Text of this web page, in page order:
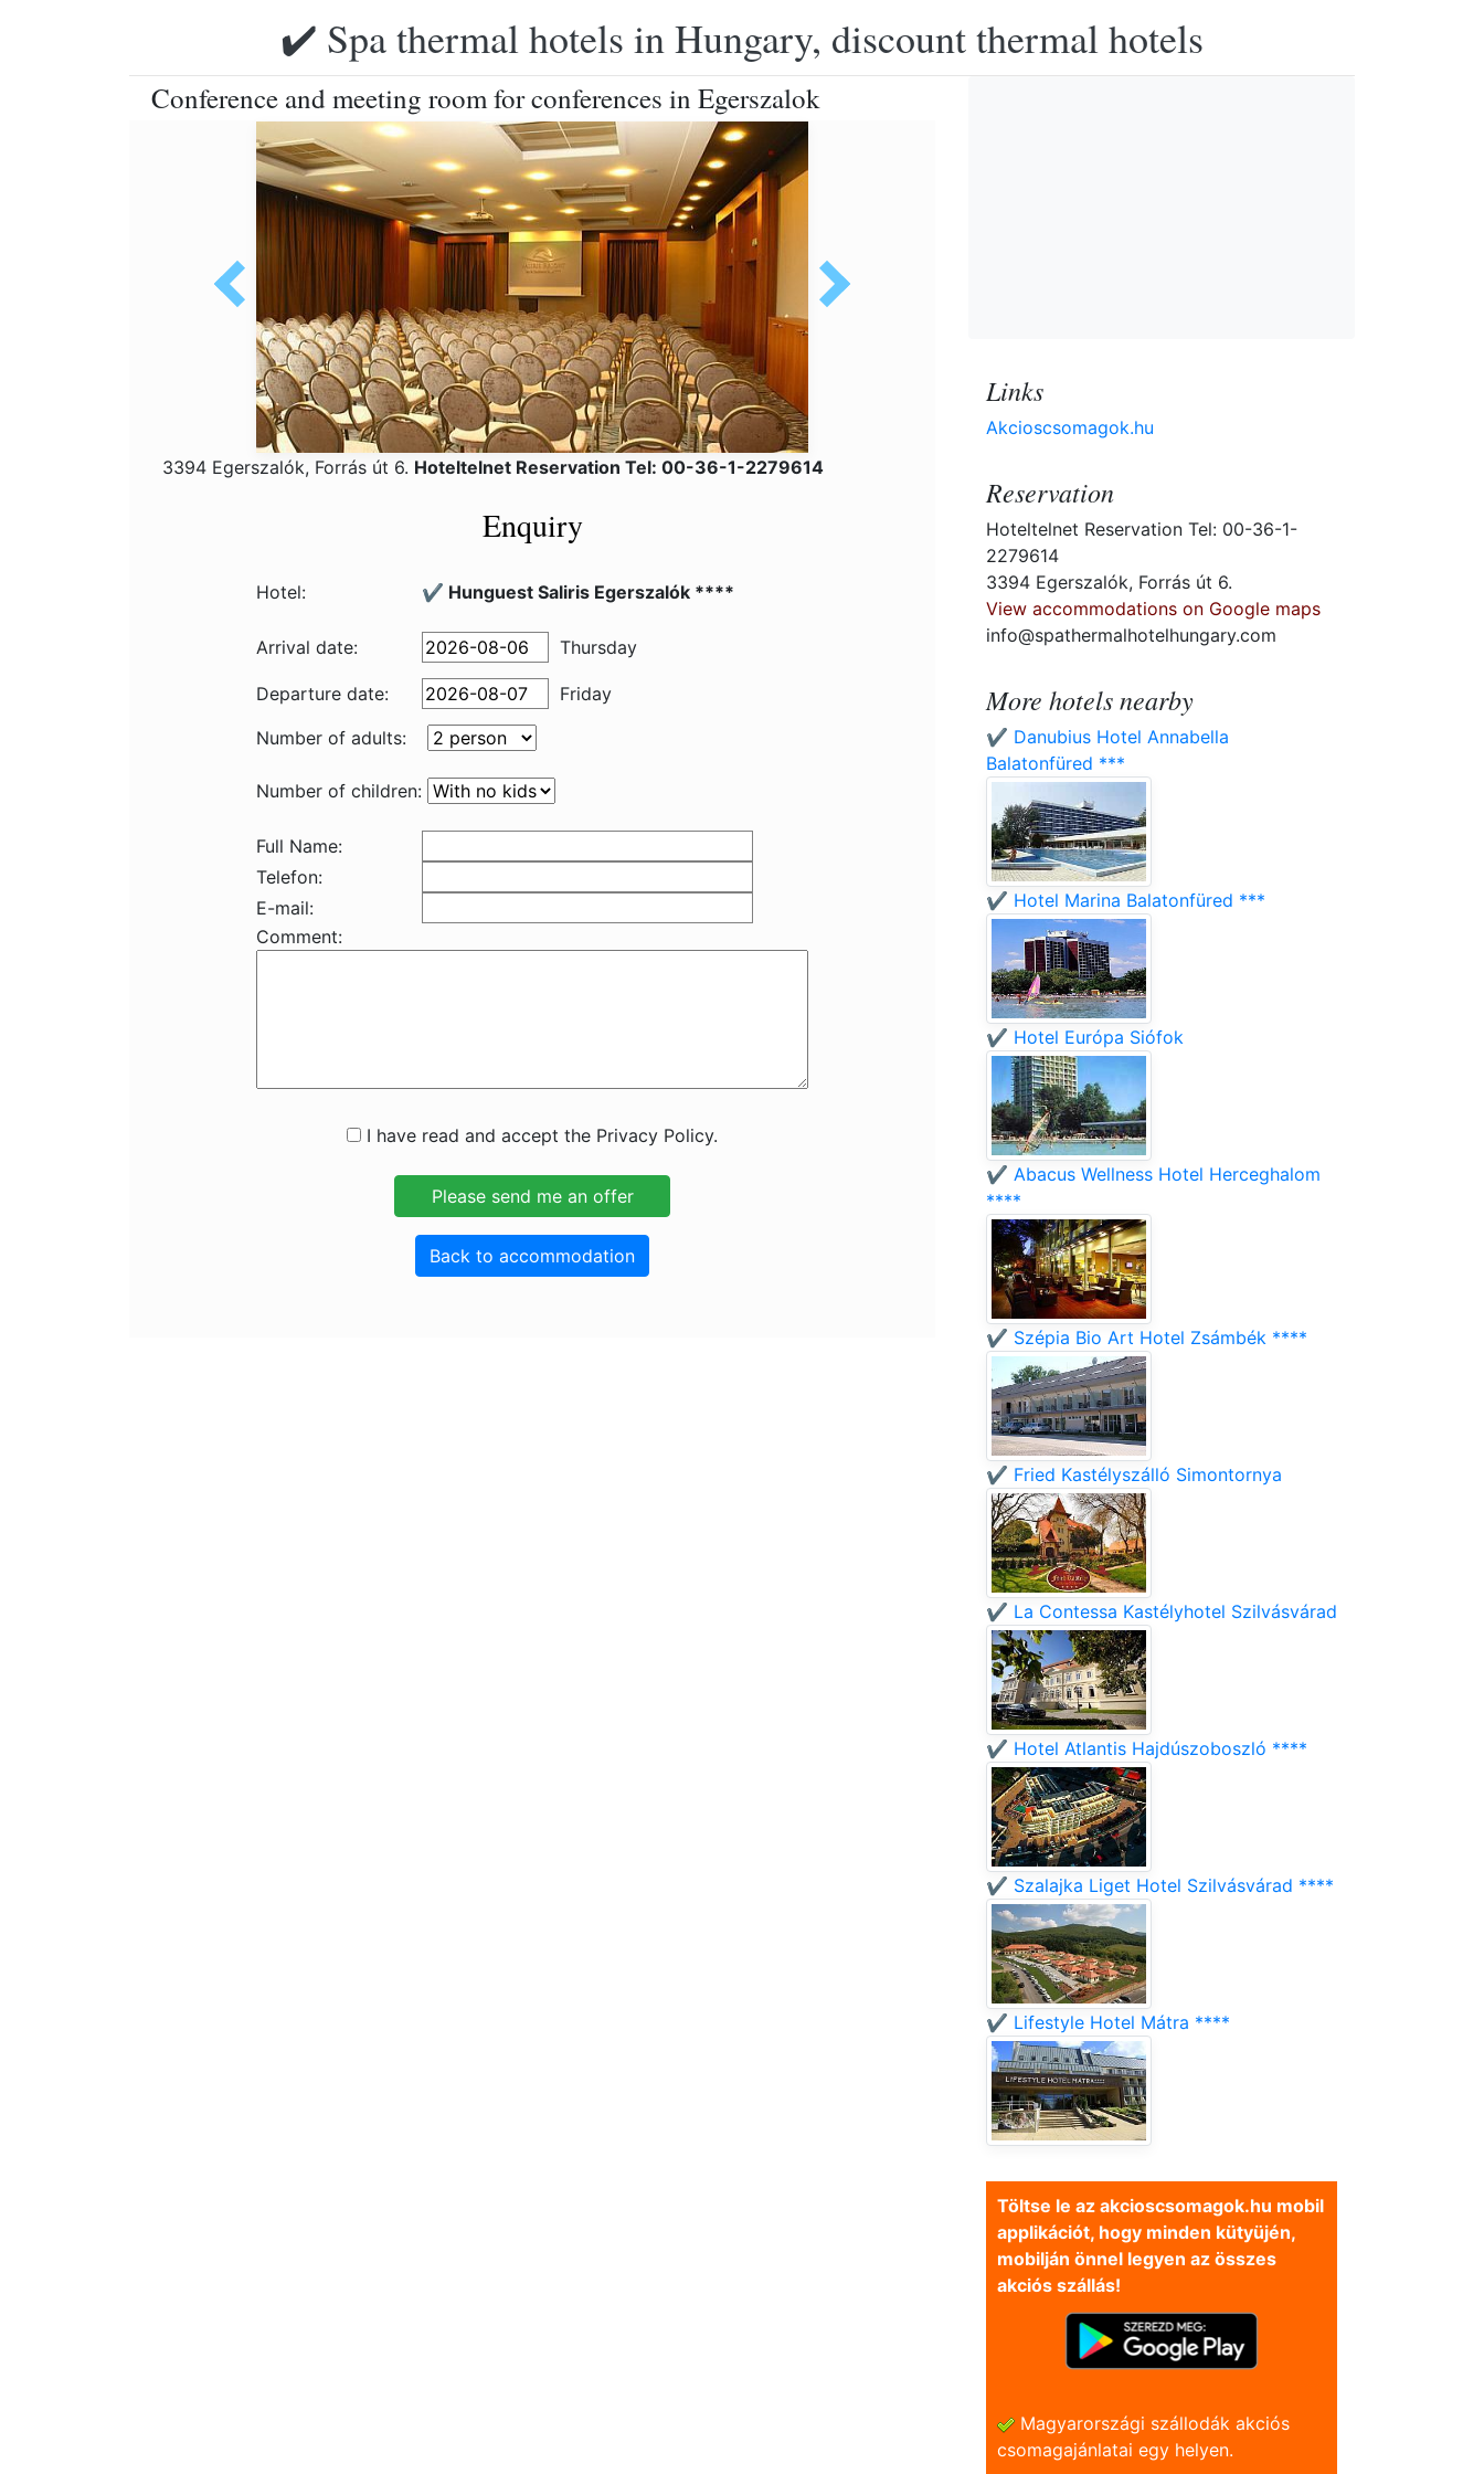
✔️ Spa thermal hotels in Hungary, discount thermal hotels
Conference and meeting room for conferences in Egerszalok
3394 Egerszalók, Forrás út 6. Hoteltelnet Reservation Tel: 00-36-1-2279614
Enquiry
Hotel: ✔️ Hunguest Saliris Egerszalók ****
Arrival date: Thursday
Departure date:
Friday
Number of adults:
Number of children:
Full Name:
Telefon:
E-mail:
Comment:
I have read and accept the Privacy Policy.
Back to accommodation
Links
Akcioscsomagok.hu
Reservation
Hoteltelnet Reservation Tel: 00-36-1-
2279614
3394 Egerszalók, Forrás út 6.
View accommodations on Google maps
info@spathermalhotelhungary.com
More hotels nearby
✔️ Danubius Hotel Annabella
Balatonfüred ***
✔️ Hotel Marina Balatonfüred ***
✔️ Hotel Európa Siófok
✔️ Abacus Wellness Hotel Herceghalom
****
✔️ Szépia Bio Art Hotel Zsámbék ****
✔️ Fried Kastélyszálló Simontornya
✔️ La Contessa Kastélyhotel Szilvásvárad
✔️ Hotel Atlantis Hajdúszoboszló ****
✔️ Szalajka Liget Hotel Szilvásvárad ****
✔️ Lifestyle Hotel Mátra ****
Töltse le az akcioscsomagok.hu mobil
applikációt, hogy minden kütyüjén,
mobilján önnel legyen az összes
akciós szállás!
Magyarországi szállodák akciós
csomagajánlatai egy helyen.